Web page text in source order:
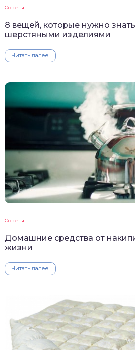
Советы
8 вещей, которые нужно
шерстяными изделиями
Читать далее
Советы
Домашние средства от
жизни
Читать далее